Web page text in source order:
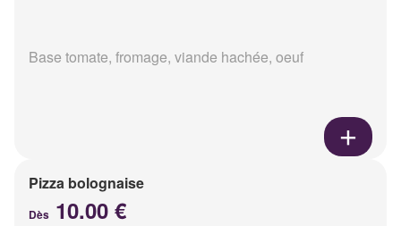
Base tomate, fromage, viande hachée, oeuf
Pizza bolognaise
Dès 10.00 €